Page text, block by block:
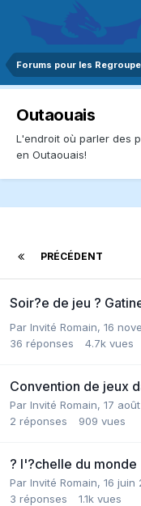
Forums pour les
Outaouais
L'endroit où parler des
en Outaouais!
PRÉCÉDENT
Soir?e de jeu ?
Par Invité Romain, 16
36 réponses 4.7k vues
Convention de jeux
Par Invité Romain, 17
2 réponses 909 vues
? l'?chelle du monde
Par Invité Romain, 16 juin
3 réponses 1.1k vues